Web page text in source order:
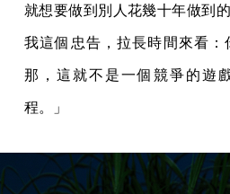
就想要做到別人花幾十年做到
我這個忠告，拉長時間來看：
那，這就不是一個競爭的遊
程。」